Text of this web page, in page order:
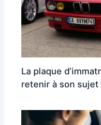
La plaque
retenir à son sujet